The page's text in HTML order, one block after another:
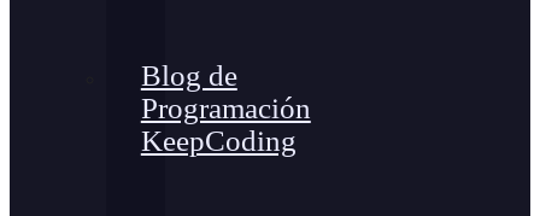
Blog de
Programación
KeepCoding